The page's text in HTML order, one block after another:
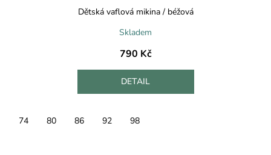
Dětská vaflová mikina / béžová
Skladem
790 Kč
DETAIL
74 80 86 92 98